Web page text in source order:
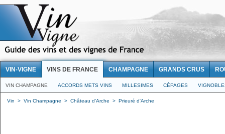
VIN-VIGNE VINS DE FRANCE CHAMPAGNE GRANDS CRUS
VIN CHAMPAGNE ACCORDS METS VINS MILLESIMES CÉPAGES
Vin > Vin Champagne > Château d'Arche > Prieuré d'Arche